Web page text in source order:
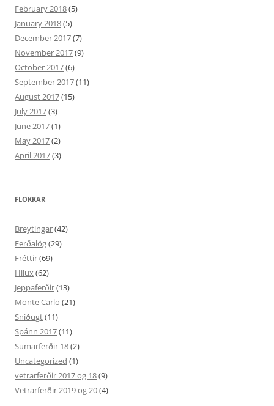
February 2018(5)
January 2018(5)
December 2017(7)
November 2017(9)
October 2017(6)
September 2017(11)
August 2017(15)
July 2017(3)
June 2017(1)
May 2017(2)
April 2017(3)
FLOKKAR
Breytingar(42)
Ferðalög(29)
Fréttir(69)
Hilux (62)
Jeppaferðir(13)
Monte Carlo (21)
Sniðugt(11)
Spánn 2017(11)
Sumarferðir 18(2)
Uncategorized (1)
vetrarferðir 2017 og 18(9)
Vetrarferðir 2019 og 20(4)